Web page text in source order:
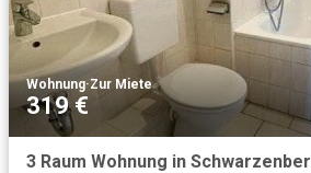
Wohnung·Zur Miete
319 €